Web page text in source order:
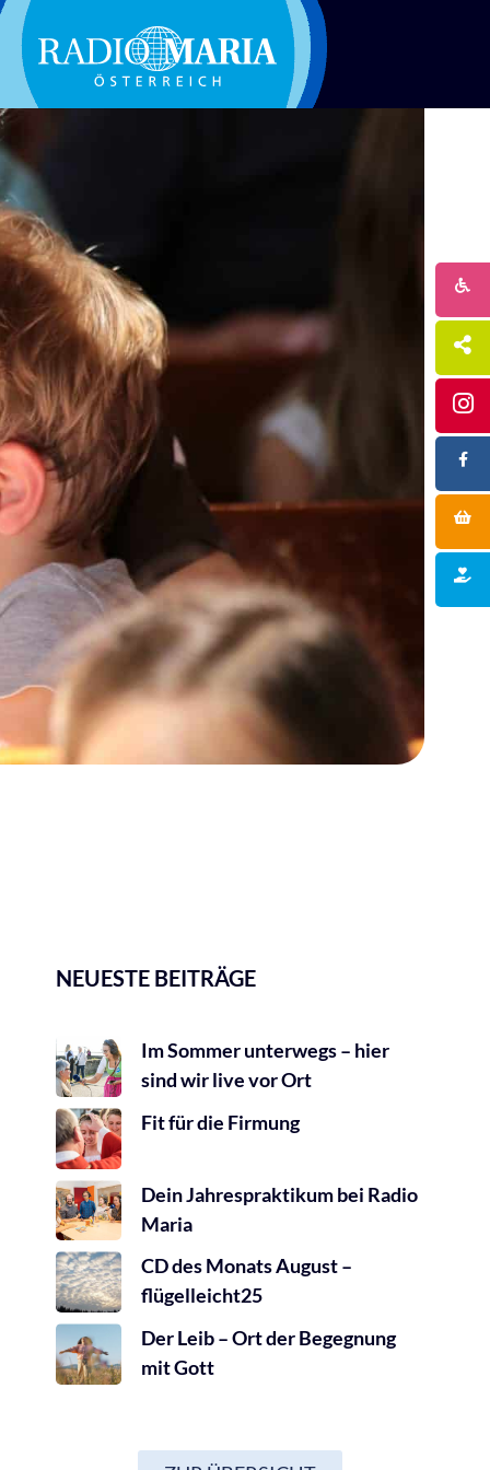
NEUESTE BEITRÄGE
Im Sommer unterwegs – hier
sind wir live vor Ort
Fit für die Firmung
Dein Jahrespraktikum bei Radio
Maria
CD des Monats August –
flügelleicht25
Der Leib – Ort der Begegnung
mit Gott